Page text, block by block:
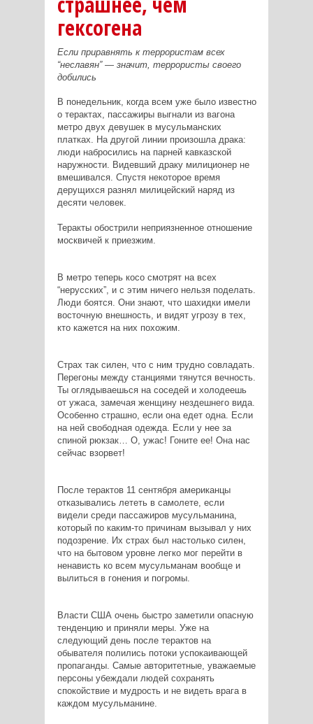
гексогена
Если приравнять к террористам всех
“неславян” — значит, террористы своего
добились
В понедельник, когда всем уже было известно
о терактах, пассажиры выгнали из вагона
метро двух девушек в мусульманских
платках. На другой линии произошла драка:
люди набросились на парней кавказской
наружности. Видевший драку милиционер не
вмешивался. Спустя некоторое время
дерущихся разнял милицейский наряд из
десяти человек.
Теракты обострили неприязненное отношение
москвичей к приезжим.
В метро теперь косо смотрят на всех
“нерусских”, и с этим ничего нельзя поделать.
Люди боятся. Они знают, что шахидки имели
восточную внешность, и видят угрозу в тех,
кто кажется на них похожим.
Страх так силен, что с ним трудно совладать.
Перегоны между станциями тянутся вечность.
Ты оглядываешься на соседей и холодеешь
от ужаса, замечая женщину нездешнего вида.
Особенно страшно, если она едет одна. Если
на ней свободная одежда. Если у нее за
спиной рюкзак… О, ужас! Гоните ее! Она нас
сейчас взорвет!
После терактов 11 сентября американцы
отказывались лететь в самолете, если
видели среди пассажиров мусульманина,
который по каким-то причинам вызывал у них
подозрение. Их страх был настолько силен,
что на бытовом уровне легко мог перейти в
ненависть ко всем мусульманам вообще и
вылиться в гонения и погромы.
Власти США очень быстро заметили опасную
тенденцию и приняли меры. Уже на
следующий день после терактов на
обывателя полились потоки успокаивающей
пропаганды. Самые авторитетные, уважаемые
персоны убеждали людей сохранять
спокойствие и мудрость и не видеть врага в
каждом мусульманине.